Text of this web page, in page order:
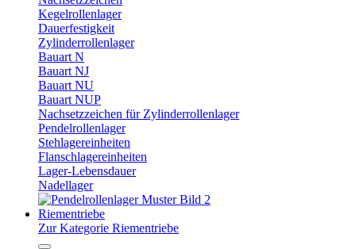
Kegelrollenlager
Dauerfestigkeit
Zylinderrollenlager
Bauart N
Bauart NJ
Bauart NU
Bauart NUP
Nachsetzzeichen für Zylinderrollenlager
Pendelrollenlager
Stehlagereinheiten
Flanschlagereinheiten
Lager-Lebensdauer
Nadellager
Riementriebe
Zur Kategorie Riementriebe